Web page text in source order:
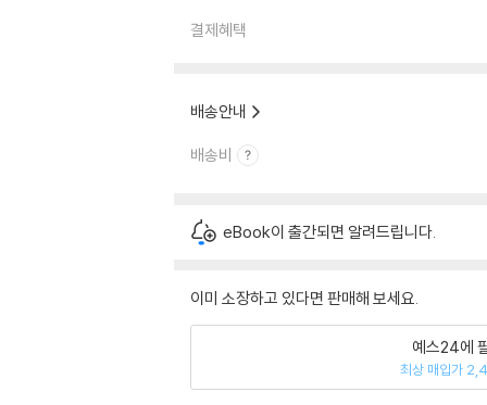
결제혜택
배송안내
배송비
eBook이 출간되면 알려드립니다.
이미 소장하고 있다면 판매해 보세요.
예스24에
최상 매입가